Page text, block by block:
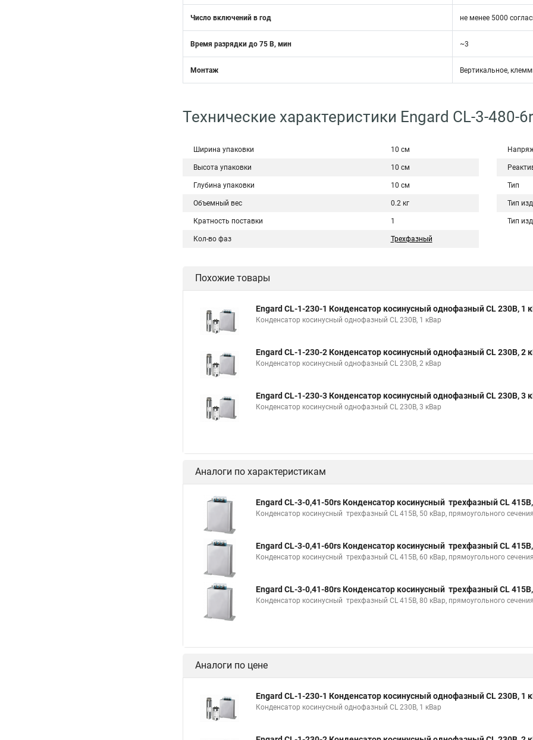
Число включений в год не менее 5000
Время разрядки до 75 В, мин ~3
Монтаж Вертикальное,
Технические характеристики Engard CL-3-480-
Ширина упаковки 10 см
Высота упаковки 10 см
Глубина упаковки 10 см
Объемный вес 0.2 кг
Кратность поставки 1
Кол-во фаз Трехфазный
Тип
Тип
Тип
Похожие товары
Engard CL-1-230-1 Конденсатор косинусный однофазный CL 230В, 1
Конденсатор косинусный однофазный CL 230В, 1 кВар
Engard CL-1-230-2 Конденсатор косинусный однофазный CL 230В, 2
Конденсатор косинусный однофазный CL 230В, 2 кВар
Engard CL-1-230-3 Конденсатор косинусный однофазный CL 230В, 3
Конденсатор косинусный однофазный CL 230В, 3 кВар
Аналоги по характеристикам
Engard CL-3-0,41-50rs Конденсатор косинусный трехфазный CL
Конденсатор косинусный трехфазный CL 415В, 50 кВар, прямоугольного сечения
Engard CL-3-0,41-60rs Конденсатор косинусный трехфазный CL
Конденсатор косинусный трехфазный CL 415В, 60 кВар, прямоугольного сечения
Engard CL-3-0,41-80rs Конденсатор косинусный трехфазный CL
Конденсатор косинусный трехфазный CL 415В, 80 кВар, прямоугольного сечения
Аналоги по цене
Engard CL-1-230-1 Конденсатор косинусный однофазный CL 230В, 1
Конденсатор косинусный однофазный CL 230В, 1 кВар